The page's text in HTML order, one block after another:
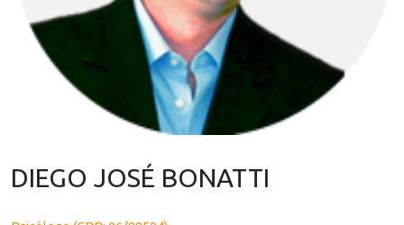
DIEGO JOSÉ BONATTI